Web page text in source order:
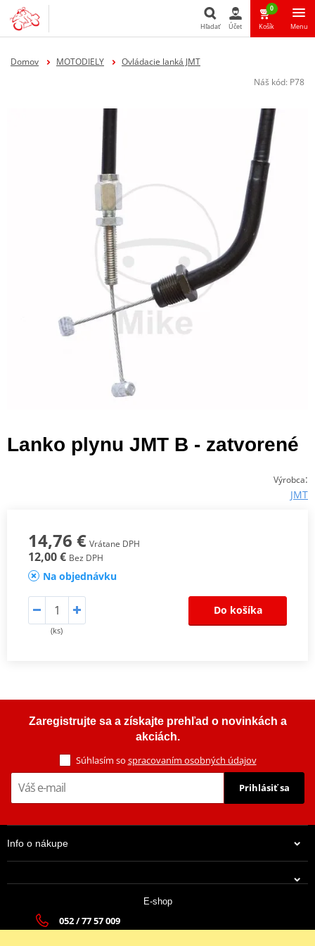
Hľadať Účet
0
Košík Menu
Domov MOTODIELY
Ovládacie lanká JMT
Náš kód: P78
Lanko plynu JMT B - zatvorené
Výrobca:
JMT
14,76 € Vrátane DPH
12,00 € Bez DPH
Na objednávku
(ks)
Do košíka
Zaregistrujte sa a získajte prehľad o novinkách a
akciách.
Súhlasím so spracovaním osobných údajov
Prihlásiť sa
Info o nákupe
E-shop
052 / 77 57 009